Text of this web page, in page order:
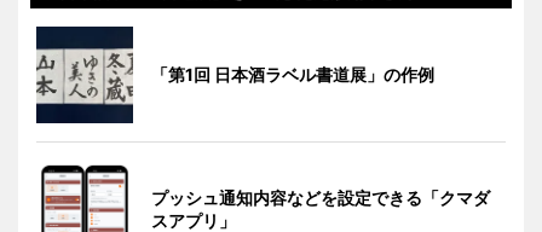
「第1回 日本酒ラベル書道展」の作例
プッシュ通知内容などを設定できる「クマダ
スアプリ」